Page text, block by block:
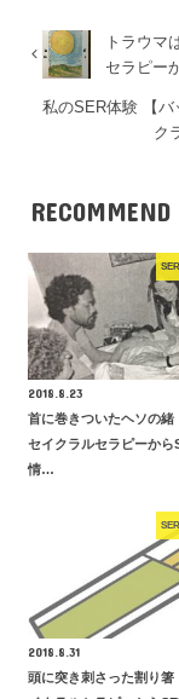
トラウマ
セラピー
私のSER体験 【
ク
RECOMMEND
2018.8.23
首に巻きついたヘソ
セイクラルセラピーから
情…
2018.8.31
頭に突き刺さった割り箸